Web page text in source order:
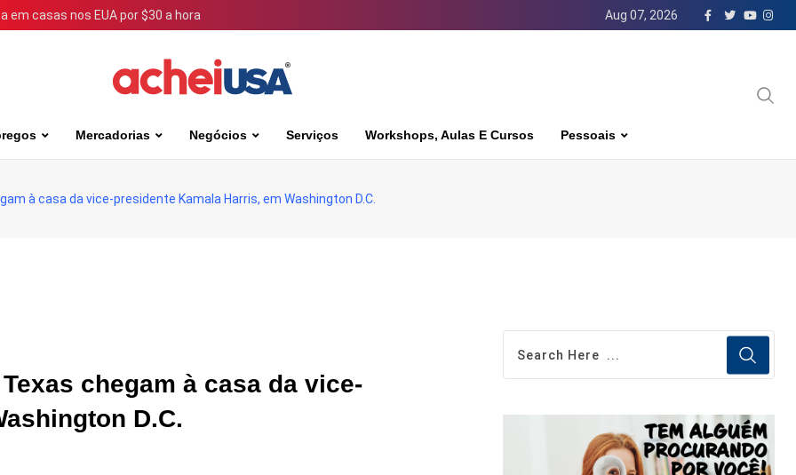
casas nos EUA por $30 a hora Aug 07, 2026
Mercadorias Negócios Serviços Workshops, Aulas E Cursos Pessoais
à casa da vice-presidente Kamala Harris, em Washington D.C.
chegam à casa da vice-
D.C.